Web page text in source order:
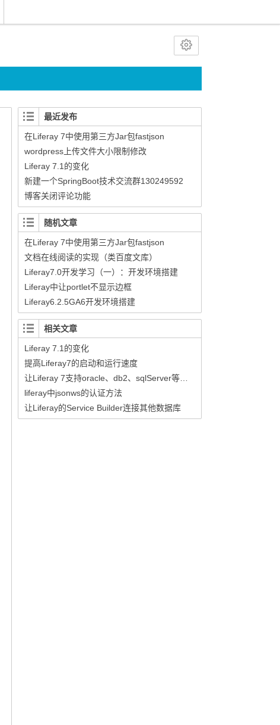
最近发布
在Liferay 7中使用第三方Jar包fastjson
wordpress上传文件大小限制修改
Liferay 7.1的变化
新建一个SpringBoot技术交流群130249592
博客关闭评论功能
随机文章
在Liferay 7中使用第三方Jar包fastjson
文档在线阅读的实现（类百度文库）
Liferay7.0开发学习（一）：开发环境搭建
Liferay中让portlet不显示边框
Liferay6.2.5GA6开发环境搭建
相关文章
Liferay 7.1的变化
提高Liferay7的启动和运行速度
liferay中jsonws的认证方法
让Liferay的Service Builder连接其他数据库